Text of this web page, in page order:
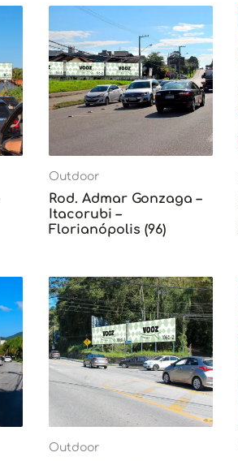
Outdoor
Rod. Admar Gonzaga –
Itacorubi –
Florianópolis (96)
Outdoor